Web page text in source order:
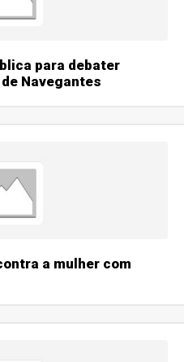
para debater
Navegantes
a mulher com